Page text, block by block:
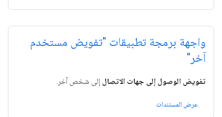
واجهة برمجة تطبيقات "تفويض مستخدم
آخر"
تفويض الوصول إلى جهات الاتصال إلى شخص آخر.
عرض المستندات